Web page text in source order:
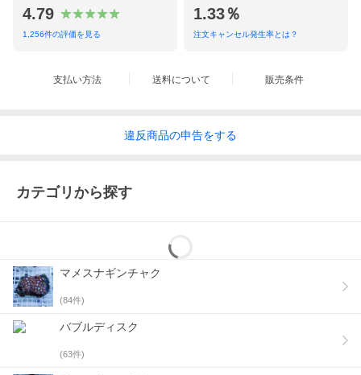
4.79
1,256件の評価を見る
1.33％
注文キャンセル発生率とは？
支払い方法 送料について 販売条件
違反商品の申告をする
カテゴリから探す
マメスナギンチャク
(84件)
バブルディスク
(63件)